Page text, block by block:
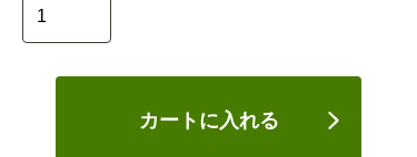
カートに入れる